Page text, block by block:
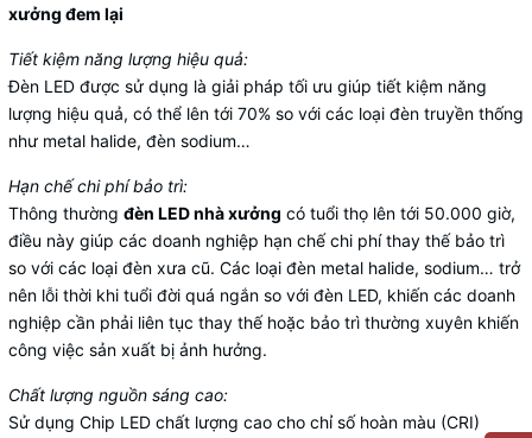
xưởng đem lại
Tiết kiệm năng lượng hiệu quả:
Đèn LED được sử dụng là giải pháp tối ưu giúp tiết kiệm năng
lượng hiệu quả, có thể lên tới 70% so với các loại đèn truyền thống
như metal halide, đèn sodium…
Hạn chế chi phí bảo trì:
Thông thường đèn LED nhà xưởng có tuổi thọ lên tới 50.000 giờ,
điều này giúp các doanh nghiệp hạn chế chi phí thay thế bảo trì
so với các loại đèn xưa cũ. Các loại đèn metal halide, sodium… trở
nên lỗi thời khi tuổi đời quá ngắn so với đèn LED, khiến các doanh
nghiệp cần phải liên tục thay thế hoặc bảo trì thường xuyên khiến
công việc sản xuất bị ảnh hưởng.
Chất lượng nguồn sáng cao:
Sử dụng Chip LED chất lượng cao cho chỉ số hoàn màu (CRI)